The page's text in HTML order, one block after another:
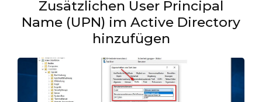
Zusätzlichen User Principal
Name (UPN) im Active Directory
hinzufügen